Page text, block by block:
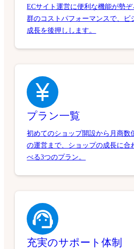
ECサイト運営に便利な機能が勢ぞ
群のコストパフォーマンスで、ビ
成長を後押しします。
プラン一覧
初めてのショップ開設から月商数
の運営まで、ショップの成長に合
べる3つのプラン。
充実のサポート体制